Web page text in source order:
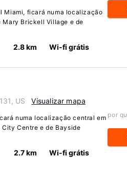
Miami, ficará numa localização
Mary Brickell Village e de
2.8 km Wi-fi grátis
US Visualizar mapa
numa localização central em
Centre e de Bayside
2.7 km Wi-fi grátis
por